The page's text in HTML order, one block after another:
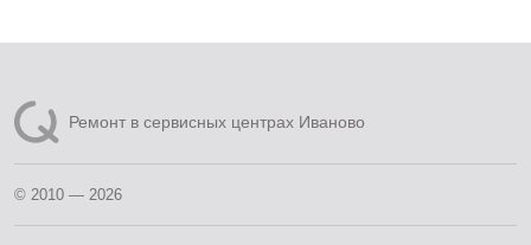
Ремонт в сервисных центрах Иваново
© 2010 — 2026